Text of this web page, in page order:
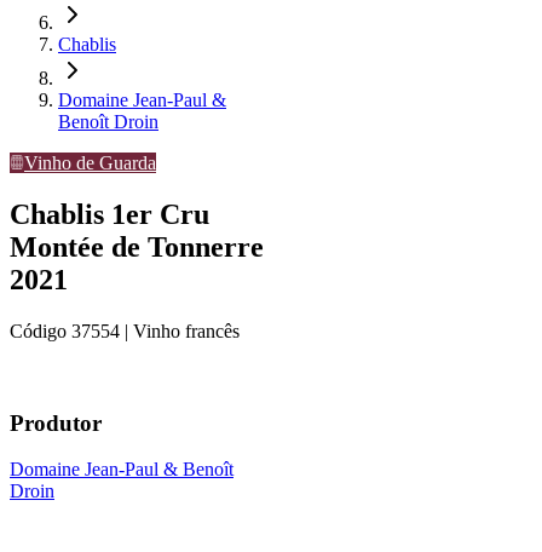
Chablis
Domaine Jean-Paul &
Benoît Droin
Vinho de Guarda
Chablis 1er Cru
Montée de Tonnerre
2021
Código 37554 | Vinho francês
Produtor
Domaine Jean-Paul & Benoît
Droin